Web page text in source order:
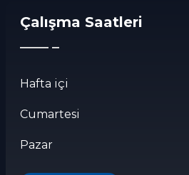
Çalışma Saatleri
Hafta içi
Cumartesi
Pazar